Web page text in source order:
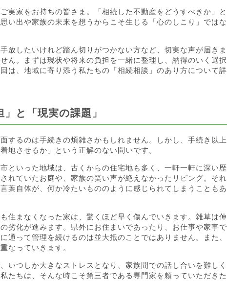
実家をお持ちの皆さま。「相続した不動産をどうすべきか」と
い出や家族の未来を想うからこそ生じる「心のしこり」ではな
放したいけれど踏ん切りがつかない方など、切実な声が届きま
ん。まずは現状や将来の負担を一緒に整理し、納得のいく選択
は、地域に寄り添う私たちの「相続相談」のあり方について詳
と「現実の課題」
するのは手続きの煩雑さかもしれません。しかし、手続き以上
地させるか」という正解のない問いです。
といった地域は、古くからの住宅地も多く、一軒一軒に深い歴
れていたお庭や、家族の笑い声が絶えなかったリビング。それ
葉自体が、何か冷たいもののように感じられてしまうこともあ
住まなくなった家は、驚くほど早く傷んでいきます。雑草は伸
劣化が進みます。県外にお住まいであったり、お仕事や家事で
通って管理を続けるのは並大抵のことではありません。また、
なっていきます。
いつしか大きなストレスとなり、家族間での話し合いを難しく
たちは、そんな時こそ第三者である専門家を頼っていただきた